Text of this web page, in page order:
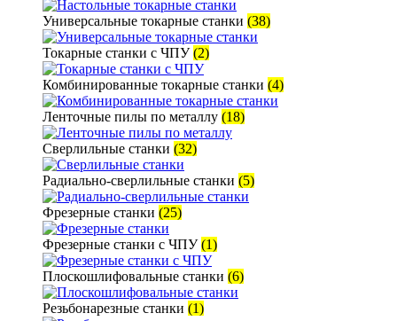
Универсальные токарные станки (38)
Токарные станки с ЧПУ(2)
Комбинированные токарные станки (4)
Ленточные пилы по металлу (18)
Сверлильные станки (32)
Радиально-сверлильные станки (5)
Фрезерные станки (25)
Фрезерные станки с ЧПУ(1)
Плоскошлифовальные станки (6)
Резьбонарезные станки (1)